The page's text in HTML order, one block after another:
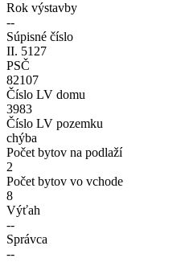
Rok výstavby
--
Súpisné číslo
II. 5127
PSČ
82107
Číslo LV domu
3983
Číslo LV pozemku
chýba
Počet bytov na podlaží
2
Počet bytov vo vchode
8
Výťah
--
Správca
--